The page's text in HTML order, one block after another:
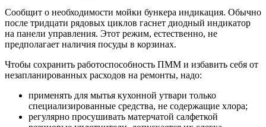
Сообщит о необходимости мойки бункера индикация. Обычно
после тридцати рядовых циклов гаснет диодный индикатор
на панели управления. Этот режим, естественно, не
предполагает наличия посуды в корзинах.
Чтобы сохранить работоспособность ПММ и избавить себя от
незапланированных расходов на ремонты, надо:
применять для мытья кухонной утвари только
специализированные средства, не содержащие хлора;
регулярно просушивать матерчатой салфеткой